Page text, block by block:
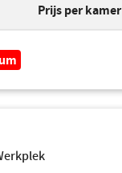
Prijs per kamer